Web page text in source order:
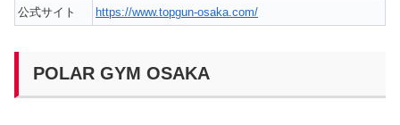
公式サイト
https://www.topgun-osaka.com/
POLAR GYM OSAKA